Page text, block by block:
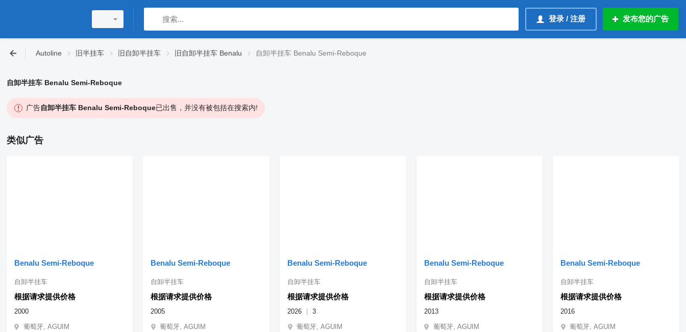
登录 / 注册 发布您的广告
Autoline 旧半挂车 旧自卸半挂车 旧自卸半挂车 Benalu 自卸半挂车 Benalu Semi-Reboque
自卸半挂车 Benalu Semi-Reboque
广告自卸半挂车 Benalu Semi-Reboque已出售，并没有被包括在搜索内!
类似广告
Benalu Semi-Reboque
根据请求提供价格
自卸半挂车
2000
葡萄牙, AGUIM
Benalu Semi-Reboque
根据请求提供价格
自卸半挂车
2005
葡萄牙, AGUIM
Benalu Semi-Reboque
根据请求提供价格
自卸半挂车
2026
3
葡萄牙, AGUIM
Benalu Semi-Reboque
根据请求提供价格
自卸半挂车
2013
葡萄牙, AGUIM
Benalu Semi-Reboque
根据请求提供价格
自卸半挂车
2016
葡萄牙, AGUIM